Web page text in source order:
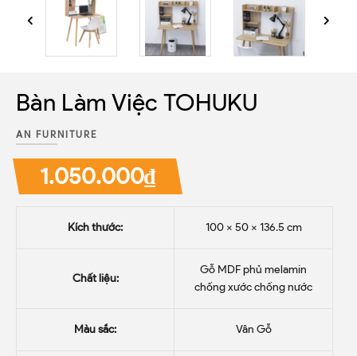
Bàn Làm Việc TOHUKU
AN FURNITURE
1.050.000₫
Kích thước: 100 x 50 x 136.5 cm
Chất liệu:
Gỗ MDF phủ melamin
chống xước chống nước
Màu sắc: Vân Gỗ